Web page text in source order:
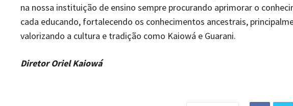
na nossa instituição de ensino sempre procurando aprimorar o
cada educando, fortalecendo os conhecimentos ancestrais,
valorizando a cultura e tradição como Kaiowá e Guarani.
Diretor Oriel Kaiowá